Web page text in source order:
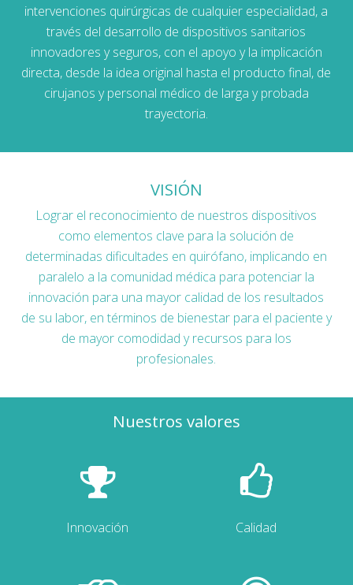
intervenciones quirúrgicas de cualquier especialidad, a
través del desarrollo de dispositivos sanitarios
innovadores y seguros, con el apoyo y la implicación
directa, desde la idea original hasta el producto final, de
cirujanos y personal médico de larga y probada
trayectoria.
VISIÓN
Lograr el reconocimiento de nuestros dispositivos
como elementos clave para la solución de
determinadas dificultades en quirófano, implicando en
paralelo a la comunidad médica para potenciar la
innovación para una mayor calidad de los resultados
de su labor, en términos de bienestar para el paciente y
de mayor comodidad y recursos para los
profesionales.
Nuestros valores
Innovación Calidad